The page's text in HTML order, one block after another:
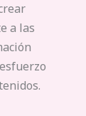
a las